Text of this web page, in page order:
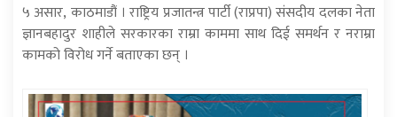
५ असार, काठमाडौं । राष्ट्रिय प्रजातन्त्र पार्टी (राप्रपा) संसदीय दलका नेता
ज्ञानबहादुर शाहीले सरकारका राम्रा काममा साथ दिई समर्थन र नराम्रा
कामको विरोध गर्ने बताएका छन् ।